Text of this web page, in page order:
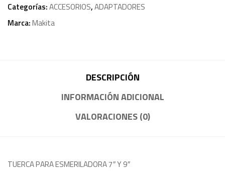
Categorías:ACCESORIOS,ADAPTADORES
Marca:Makita
DESCRIPCIÓN
INFORMACIÓN ADICIONAL
VALORACIONES (0)
TUERCA PARA ESMERILADORA 7″ Y 9″